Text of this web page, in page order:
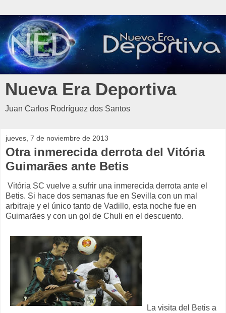
Nueva Era Deportiva
Juan Carlos Rodríguez dos Santos
jueves, 7 de noviembre de 2013
Otra inmerecida derrota del Vitória
Guimarães ante Betis
Vitória SC vuelve a sufrir una inmerecida derrota ante el
Betis. Si hace dos semanas fue en Sevilla con un mal
arbitraje y el único tanto de Vadillo, esta noche fue en
Guimarães y con un gol de Chuli en el descuento.
La visita del Betis a